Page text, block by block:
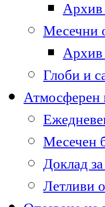
Архив
Месечни
Архив
Глоби и
Атмосферен
Месечен
Доклад
Летливи